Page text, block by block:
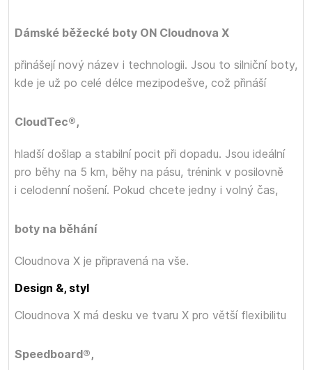
Dámské běžecké boty ON Cloudnova X
přinášejí nový název i technologii. Jsou to silniční boty,
kde je
CloudTec®,
už po celé délce mezipodešve, což přináší
hladší došlap a stabilní pocit při dopadu. Jsou ideální
pro běhy na 5 km, běhy na pásu, trénink v posilovně
i celodenní nošení. Pokud chcete jedny
boty na běhání
i volný čas,
Cloudnova X je připravená na vše.
Design &, styl
Cloudnova X má desku
Speedboard®,
ve tvaru X pro větší flexibilitu